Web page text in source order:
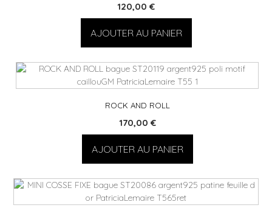
120,00 €
AJOUTER AU PANIER
ROCK AND ROLL
170,00 €
AJOUTER AU PANIER